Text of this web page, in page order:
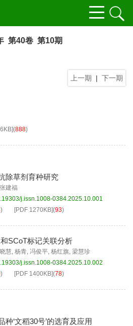
第40卷 第10期
上一期 | 下一期
](888)
除草剂育种研究
张建福
j.issn.1008-0384.2025.10.001
) [PDF 1270KB](93)
SCoT标记关联分析
慧, 杨青, 冯俊平, 杨红旗, 梁慧珍
j.issn.1008-0384.2025.10.002
) [PDF 1400KB](78)
‘文稻30号’的选育及应用